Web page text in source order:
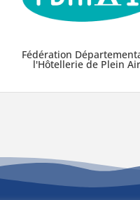
Fédération
l'Hôtellerie de Plein